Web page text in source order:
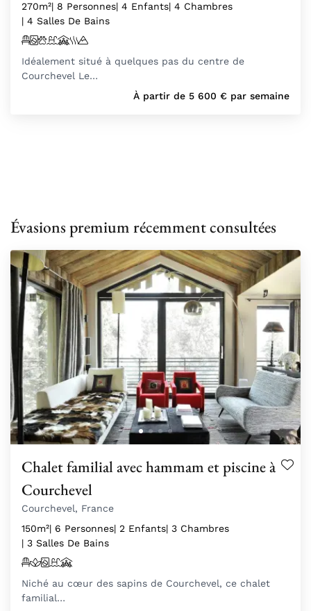
270m²| 8 Personnes| 4 Enfants| 4 Chambres
| 4 Salles De Bains
Idéalement situé à quelques pas du centre de
Courchevel Le…
À partir de 5 600 € par semaine
Évasions premium récemment consultées
Chalet familial avec hammam et piscine à
Courchevel
Courchevel, France
150m²| 6 Personnes| 2 Enfants| 3 Chambres
| 3 Salles De Bains
Niché au cœur des sapins de Courchevel, ce chalet
familial…